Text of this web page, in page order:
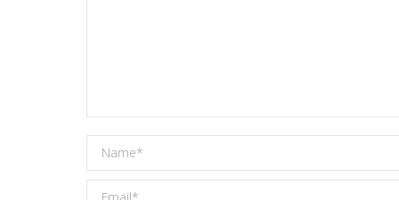
Name *
Email *